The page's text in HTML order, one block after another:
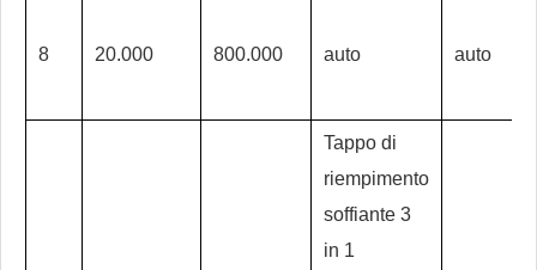
8 20.000 800.000 auto auto
Tappo di
riempimento
soffiante 3
in 1